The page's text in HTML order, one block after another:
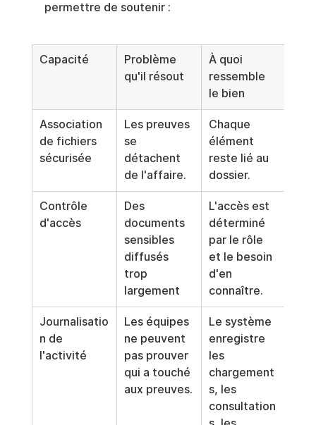
permettre de soutenir :
Capacité
Problème
qu'il résout
À quoi
ressemble
le bien
Association
de fichiers
sécurisée
Les preuves
se
détachent
de l'affaire.
Chaque
élément
reste lié au
dossier.
Contrôle
d'accès
Des
documents
sensibles
diffusés
trop
largement
L'accès est
déterminé
par le rôle
et le besoin
d'en
connaître.
Journalisatio
n de
l'activité
Les équipes
ne peuvent
pas prouver
qui a touché
aux preuves.
Le système
enregistre
les
chargement
s, les
consultation